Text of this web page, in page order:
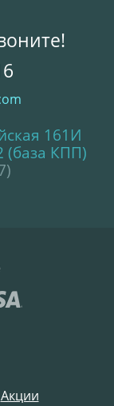
Акции
161И
(база КПП)